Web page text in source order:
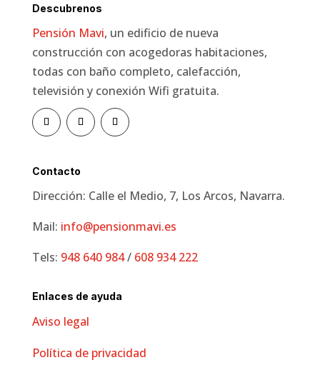
Descubrenos
Pensión Mavi, un edificio de nueva
construcción con acogedoras habitaciones,
todas con baño completo, calefacción,
televisión y conexión Wifi gratuita.
Contacto
Dirección: Calle el Medio, 7, Los Arcos, Navarra.
Mail: info@pensionmavi.es
Tels: 948 640 984/ 608 934 222
Enlaces de ayuda
Aviso legal
Política de privacidad